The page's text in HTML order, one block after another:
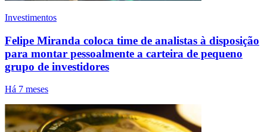
Investimentos
Felipe Miranda coloca time de analistas à disposição
para montar pessoalmente a carteira de pequeno
grupo de investidores
Há 7 meses